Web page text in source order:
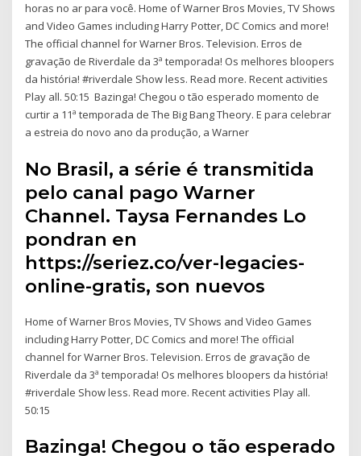
horas no ar para você. Home of Warner Bros Movies, TV Shows
and Video Games including Harry Potter, DC Comics and more!
The official channel for Warner Bros. Television. Erros de
gravação de Riverdale da 3ª temporada! Os melhores bloopers
da história! #riverdale Show less. Read more. Recent activities
Play all. 50:15 Bazinga! Chegou o tão esperado momento de
curtir a 11ª temporada de The Big Bang Theory. E para celebrar
a estreia do novo ano da produção, a Warner
No Brasil, a série é transmitida
pelo canal pago Warner
Channel. Taysa Fernandes Lo
pondran en
https://seriez.co/ver-legacies-
online-gratis, son nuevos
Home of Warner Bros Movies, TV Shows and Video Games
including Harry Potter, DC Comics and more! The official
channel for Warner Bros. Television. Erros de gravação de
Riverdale da 3ª temporada! Os melhores bloopers da história!
#riverdale Show less. Read more. Recent activities Play all.
50:15
Bazinga! Chegou o tão esperado